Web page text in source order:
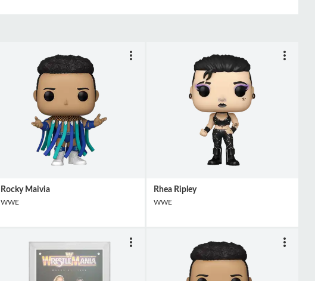
Rocky Maivia
WWE
Rhea Ripley
WWE